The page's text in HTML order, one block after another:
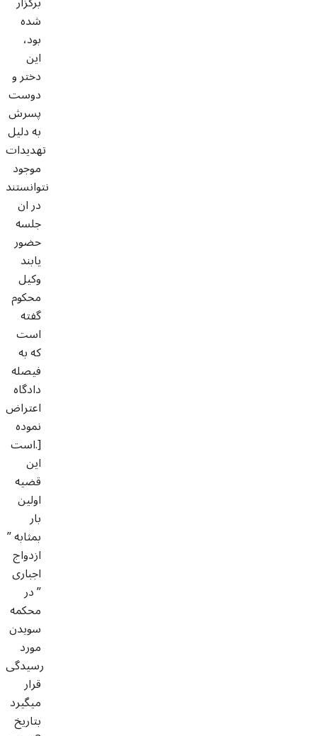
شده
بود،
این
دختر و
دوست
پسرش
به دلیل
تهدیدات
موجود
نتوانستند
در ان
جلسه
حضور
یابند
وکیل
محکوم
گفته
است
که به
فیصله
دادگاه
اعتراض
نموده
است.]
این
قضیه
اولین
بار
بمثابه ”
ازدواج
اجباری
” در
محکمه
سویدن
مورد
رسیدگی
قرار
میگیرد
بتاریخ